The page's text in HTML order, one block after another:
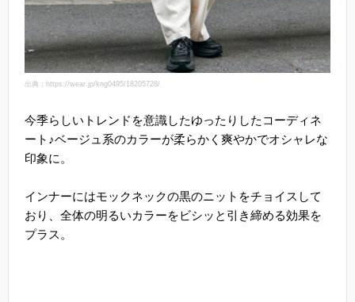
出典：https://wear.jp/kng0495/18205728/
今季らしいトレンドを意識したゆったりしたコーディネ
ート♪ベージュ系のカラーが柔らかく爽やかでオシャレな
印象に。
インナーにはモックネックの黒のニットをチョイスして
おり、全体の明るいカラーをビシッと引き締める効果を
プラス。